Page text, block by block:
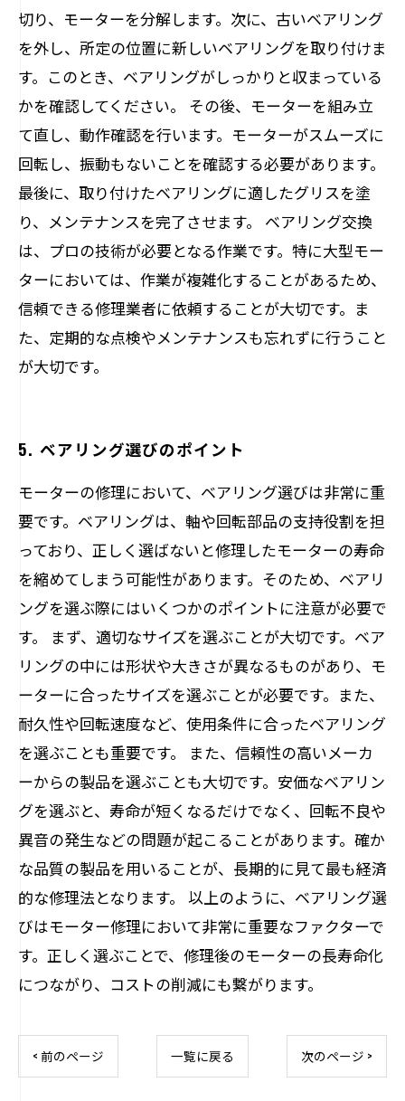
切り、モーターを分解します。次に、古いベアリング
を外し、所定の位置に新しいベアリングを取り付けま
す。このとき、ベアリングがしっかりと収まっている
かを確認してください。 その後、モーターを組み立
て直し、動作確認を行います。モーターがスムーズに
回転し、振動もないことを確認する必要があります。
最後に、取り付けたベアリングに適したグリスを塗
り、メンテナンスを完了させます。 ベアリング交換
は、プロの技術が必要となる作業です。特に大型モー
ターにおいては、作業が複雑化することがあるため、
信頼できる修理業者に依頼することが大切です。ま
た、定期的な点検やメンテナンスも忘れずに行うこと
が大切です。
5. ベアリング選びのポイント
モーターの修理において、ベアリング選びは非常に重
要です。ベアリングは、軸や回転部品の支持役割を担
っており、正しく選ばないと修理したモーターの寿命
を縮めてしまう可能性があります。そのため、ベアリ
ングを選ぶ際にはいくつかのポイントに注意が必要で
す。 まず、適切なサイズを選ぶことが大切です。ベア
リングの中には形状や大きさが異なるものがあり、モ
ーターに合ったサイズを選ぶことが必要です。また、
耐久性や回転速度など、使用条件に合ったベアリング
を選ぶことも重要です。 また、信頼性の高いメーカ
ーからの製品を選ぶことも大切です。安価なベアリン
グを選ぶと、寿命が短くなるだけでなく、回転不良や
異音の発生などの問題が起こることがあります。確か
な品質の製品を用いることが、長期的に見て最も経済
的な修理法となります。 以上のように、ベアリング選
びはモーター修理において非常に重要なファクターで
す。正しく選ぶことで、修理後のモーターの長寿命化
につながり、コストの削減にも繋がります。
< 前のページ 一覧に戻る 次のページ >